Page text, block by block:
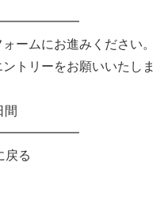
ームにお進みください。
トリーをお願いいたしま
間
戻る